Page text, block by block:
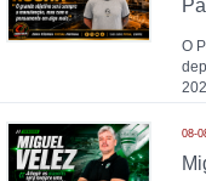
O
08-